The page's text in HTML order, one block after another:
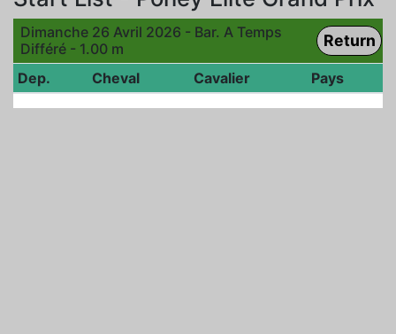
Dimanche 26 Avril 2026 - Bar. A Temps
Différé - 1.00 m
Return
Dep. Cheval Cavalier Pays